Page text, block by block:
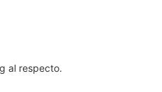
al respecto.